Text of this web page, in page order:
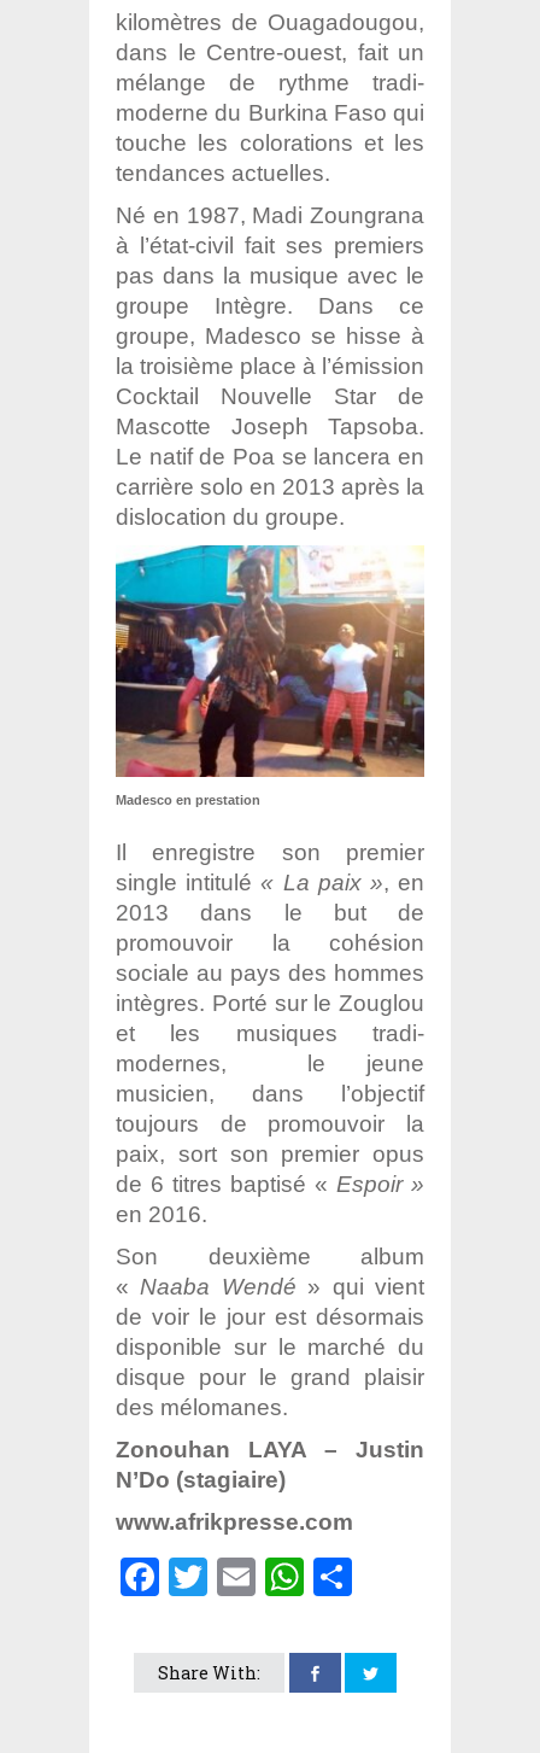
kilomètres de Ouagadougou,
dans le Centre-ouest, fait un
mélange de rythme tradi-
moderne du Burkina Faso qui
touche les colorations et les
tendances actuelles.
Né en 1987, Madi Zoungrana
à l’état-civil fait ses premiers
pas dans la musique avec le
groupe Intègre. Dans ce
groupe, Madesco se hisse à
la troisième place à l’émission
Cocktail Nouvelle Star de
Mascotte Joseph Tapsoba.
Le natif de Poa se lancera en
carrière solo en 2013 après la
dislocation du groupe.
Madesco en prestation
Il enregistre son premier
single intitulé « La paix », en
2013 dans le but de
promouvoir la cohésion
sociale au pays des hommes
intègres. Porté sur le Zouglou
et les musiques tradi-
modernes, le jeune
musicien, dans l’objectif
toujours de promouvoir la
paix, sort son premier opus
de 6 titres baptisé « Espoir »
en 2016.
Son deuxième album
« Naaba Wendé » qui vient
de voir le jour est désormais
disponible sur le marché du
disque pour le grand plaisir
des mélomanes.
Zonouhan LAYA – Justin
N’Do (stagiaire)
www.afrikpresse.com
Facebook
Twitter
EmailWhatsApp
Share With: